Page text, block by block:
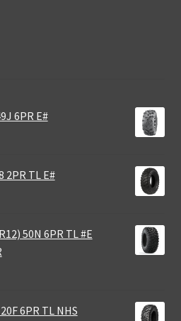
6PR E#
TL E#
50N 6PR TL #E
6PR TL NHS